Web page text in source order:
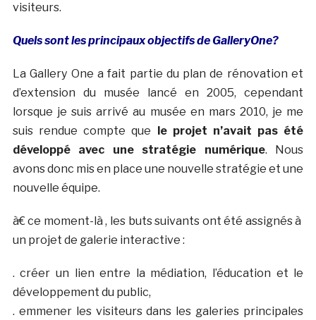
visiteurs.
Quels sont les principaux objectifs de GalleryOne?
La Gallery One a fait partie du plan de rénovation et
d’extension du musée lancé en 2005, cependant
lorsque je suis arrivé au musée en mars 2010, je me
suis rendue compte que
le projet n’avait pas été
développé avec une stratégie numérique. Nous
avons donc mis en place une nouvelle stratégie et une
nouvelle équipe.
à€ ce moment-là , les buts suivants ont été assignés à
un projet de galerie interactive :
. créer un lien entre la médiation, l’éducation et le
développement du public,
. emmener les visiteurs dans les galeries principales